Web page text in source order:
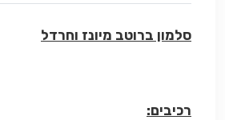
סלמון ברוטב מיונז וחרדל
רכיבים: